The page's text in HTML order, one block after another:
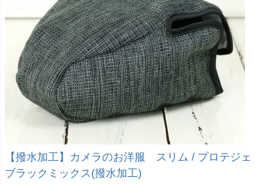
【撥水加工】カメラのお洋服 スリム / プロテジェ
ブラックミックス(撥水加工)